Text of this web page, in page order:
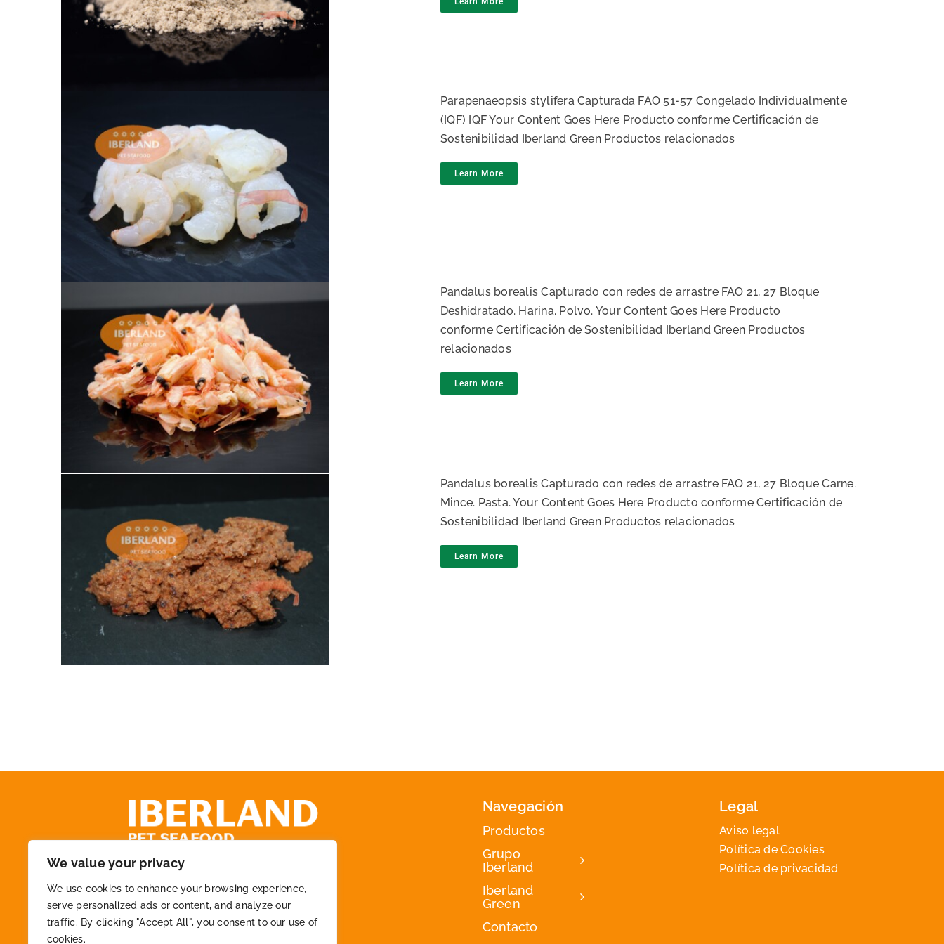
We value your privacy
We use cookies to enhance your browsing experience,
serve personalized ads or content, and analyze our
traffic. By clicking "Accept All", you consent to our use of
cookies.
Harina de gamba
Gamba pelada IQF
Parapenaeopsis stylifera Capturada FAO 51-57 Congelado Individualmente
(IQF) IQF Your Content Goes Here Producto conforme Certificación de
Sostenibilidad Iberland Green Productos relacionados
Learn More
Cabezas y cáscaras de gamba boreal
Pandalus borealis Capturado con redes de arrastre FAO 21, 27 Bloque
Deshidratado. Harina. Polvo. Your Content Goes Here Producto
conforme Certificación de Sostenibilidad Iberland Green Productos
relacionados
Learn More
Pasta de gamba boreal
Pandalus borealis Capturado con redes de arrastre FAO 21, 27 Bloque Carne.
Mince. Pasta. Your Content Goes Here Producto conforme Certificación de
Sostenibilidad Iberland Green Productos relacionados
Learn More
+34 972 218 825
info@macfont.es
Navegación
Productos
Grupo
Iberland
Iberland
Green
Contacto
Legal
Aviso legal
Política de Cookies
Política de privacidad